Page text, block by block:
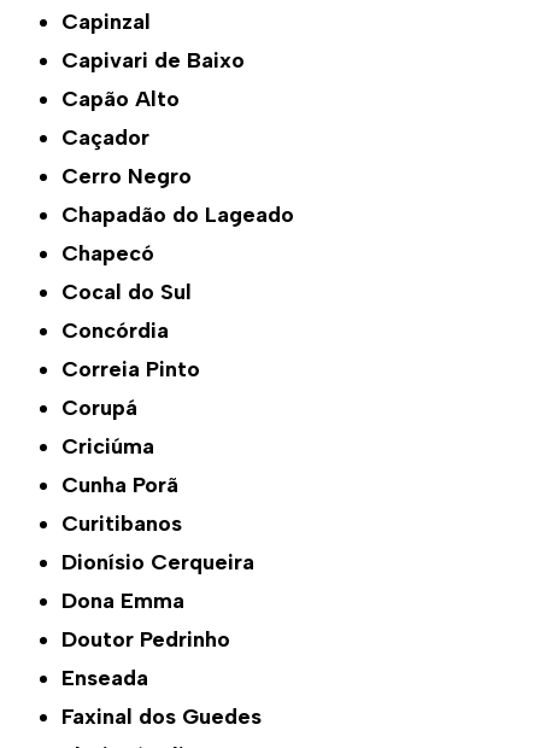
Capinzal
Capivari de Baixo
Capão Alto
Caçador
Cerro Negro
Chapadão do Lageado
Chapecó
Cocal do Sul
Concórdia
Correia Pinto
Corupá
Criciúma
Cunha Porã
Curitibanos
Dionísio Cerqueira
Dona Emma
Doutor Pedrinho
Enseada
Faxinal dos Guedes